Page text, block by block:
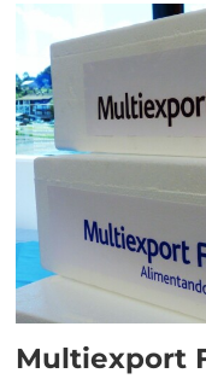
Multiexport